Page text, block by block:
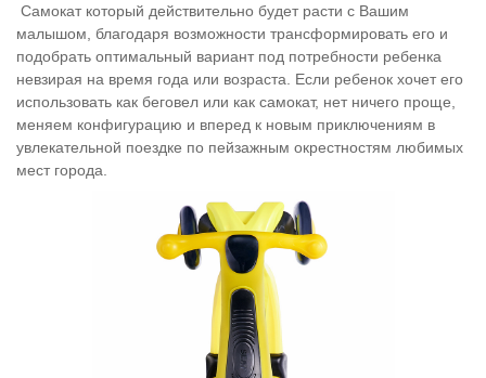
Самокат который действительно будет расти с Вашим
малышом, благодаря возможности трансформировать его и
подобрать оптимальный вариант под потребности ребенка
невзирая на время года или возраста. Если ребенок хочет его
использовать как беговел или как самокат, нет ничего проще,
меняем конфигурацию и вперед к новым приключениям в
увлекательной поездке по пейзажным окрестностям любимых
мест города.